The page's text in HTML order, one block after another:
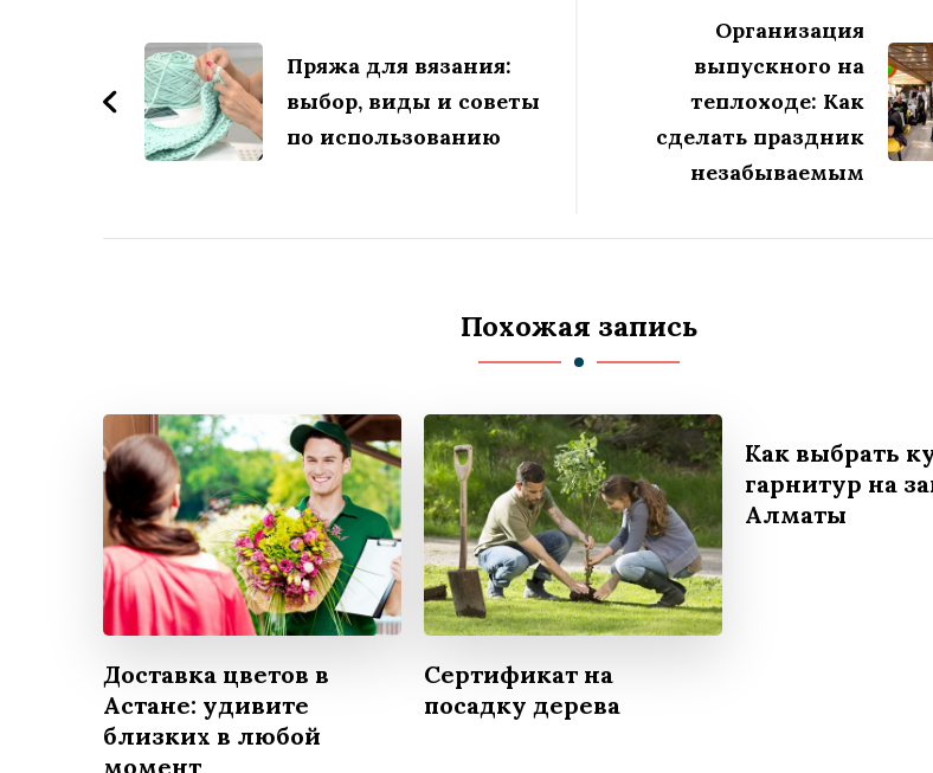
по
записям
Пряжа для вязания:
выбор, виды и советы
по использованию
Организация
выпускного на
теплоходе: Как
сделать праздник
незабываемым
Похожая запись
Доставка цветов в
Астане: удивите
близких в любой
момент
Сертификат на
посадку дерева
Как выбрать
гарнитур на
Алматы